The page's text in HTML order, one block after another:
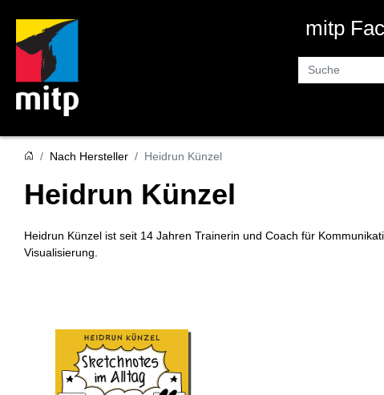
mitp
Suche
Nach Hersteller Heidrun Künzel
Heidrun Künzel
Heidrun Künzel ist seit 14 Jahren Trainerin und Coach für
Visualisierung.